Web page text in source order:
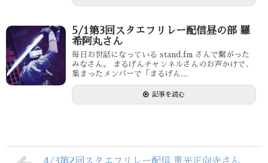
5/1第3回スタエフリレー配信昼の部 羅
希阿丸さん
毎日お世話になっている stand.fm さんで繋がった
みなさん。 まるげんチャンネルさんのお声かけで、
集まったメンバーで「まるげん...
記事を読む